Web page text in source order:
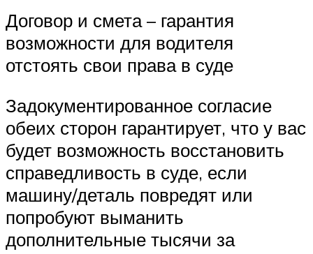
Договор и смета – гарантия
возможности для водителя
отстоять свои права в суде
Задокументированное согласие
обеих сторон гарантирует, что у вас
будет возможность восстановить
справедливость в суде, если
машину/деталь повредят или
попробуют выманить
дополнительные тысячи за